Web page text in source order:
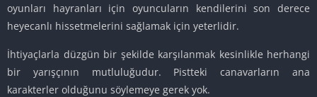
oyunları hayranları için oyuncuların kendilerini son derece
heyecanlı hissetmelerini sağlamak için yeterlidir.
İhtiyaçlarla düzgün bir şekilde karşılanmak kesinlikle herhangi
bir yarışçının mutluluğudur. Pistteki canavarların ana
karakterler olduğunu söylemeye gerek yok.